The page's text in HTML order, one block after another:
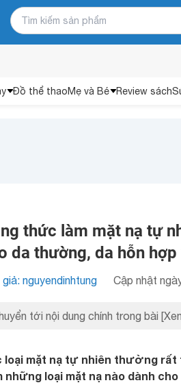
Đồ thể thaoMẹ và Bé Review sách
thức làm mặt nạ tự
da thường, da hỗn
nguyendinhtung Cập nhật
tới nội dung chính trong bài
loại mặt nạ tự nhiên thường rất
những loại mặt nạ nào dành